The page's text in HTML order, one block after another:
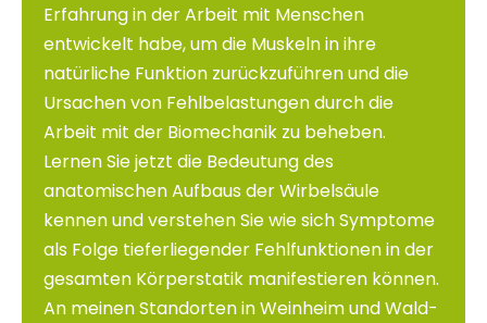
Erfahrung in der Arbeit mit Menschen
entwickelt habe, um die Muskeln in ihre
natürliche Funktion zurückzuführen und die
Ursachen von Fehlbelastungen durch die
Arbeit mit der Biomechanik zu beheben.
Lernen Sie jetzt die Bedeutung des
anatomischen Aufbaus der Wirbelsäule
kennen und verstehen Sie wie sich Symptome
als Folge tieferliegender Fehlfunktionen in der
gesamten Körperstatik manifestieren können.
An meinen Standorten in Weinheim und Wald-